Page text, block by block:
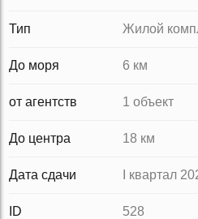
Тип Жилой
До моря 6 км
от агентств 1 объект
До центра 18 км
Дата сдачи I квартал
ID 528